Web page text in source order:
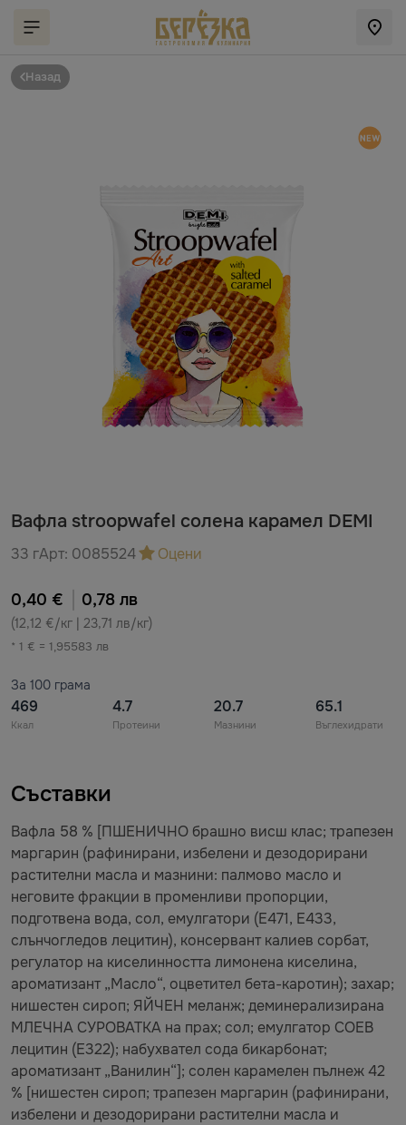
Назад
Вафла stroopwafel солена карамел DEMI
33 гАрт: 0085524 Оцени
0,40 € 0,78 лв
(12,12 €/кг | 23,71 лв/кг)
* 1 € = 1,95583 лв
За 100 грама
469
Ккал
4.7
Протеини
20.7
Мазнини
65.1
Въглехидрати
Съставки
Вафла 58 % [ПШЕНИЧНО брашно висш клас; трапезен
маргарин (рафинирани, избелени и дезодорирани
растителни масла и мазнини: палмово масло и
неговите фракции в променливи пропорции,
подготвена вода, сол, емулгатори (E471, E433,
слънчогледов лецитин), консервант калиев сорбат,
регулатор на киселинността лимонена киселина,
ароматизант „Масло“, оцветител бета-каротин); захар;
нишестен сироп; ЯЙЧЕН меланж; деминерализирана
МЛЕЧНА СУРОВАТКА на прах; сол; емулгатор СОЕВ
лецитин (E322); набухвател сода бикарбонат;
ароматизант „Ванилин“]; солен карамелен пълнеж 42
% [нишестен сироп; трапезен маргарин (рафинирани,
избелени и дезодорирани растителни масла и